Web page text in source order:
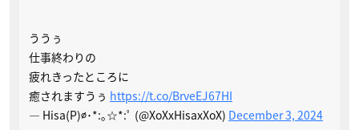
ううぅ
仕事終わりの
疲れきったところに
癒されますうぅ https://t.co/BrveEJ67HI
— Hisa(P)∅･*:｡☆*:ﾟ (@XoXxHisaxXoX) December 3, 2024